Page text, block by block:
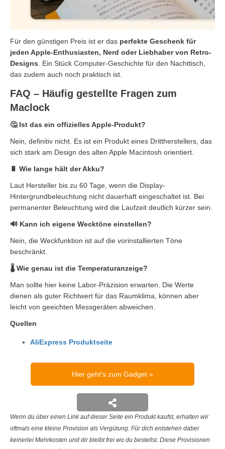
Für den günstigen Preis ist er das perfekte Geschenk für
jeden Apple-Enthusiasten, Nerd oder Liebhaber von Retro-
Designs . Ein Stück Computer-Geschichte für den Nachttisch,
das zudem auch noch praktisch ist.
FAQ – Häufig gestellte Fragen zum
Maclock
🤔 Ist das ein offizielles Apple-Produkt?
Nein, definitiv nicht. Es ist ein Produkt eines Drittherstellers, das
sich stark am Design des alten Apple Macintosh orientiert.
🔋 Wie lange hält der Akku?
Laut Hersteller bis zu 60 Tage, wenn die Display-
Hintergrundbeleuchtung nicht dauerhaft eingeschaltet ist. Bei
permanenter Beleuchtung wird die Laufzeit deutlich kürzer sein.
🔊 Kann ich eigene Wecktöne einstellen?
Nein, die Weckfunktion ist auf die vorinstallierten Töne
beschränkt.
🌡️ Wie genau ist die Temperaturanzeige?
Man sollte hier keine Labor-Präzision erwarten. Die Werte
dienen als guter Richtwert für das Raumklima, können aber
leicht von geeichten Messgeräten abweichen.
Quellen
AliExpress Produktseite
Hier geht's zum Gadget
Wenn du über einen Link auf dieser Seite ein Produkt kaufst, erhalten wir
oftmals eine kleine Provision als Vergütung. Für dich entstehen dabei
keinerlei Mehrkosten und dir bleibt frei wo du bestellst. Diese Provisionen